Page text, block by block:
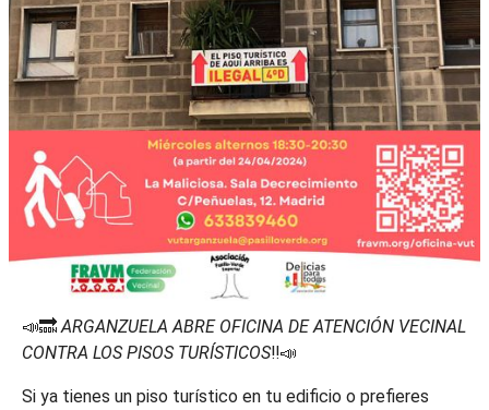
📣🔜ARGANZUELA ABRE OFICINA DE ATENCIÓN VECINAL
CONTRA LOS PISOS TURÍSTICOS‼️📣
Si ya tienes un piso turístico en tu edificio o prefieres